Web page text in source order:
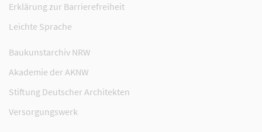
Erklärung zur Barrierefreiheit
Leichte Sprache
Baukunstarchiv NRW
Akademie der AKNW
Stiftung Deutscher Architekten
Versorgungswerk